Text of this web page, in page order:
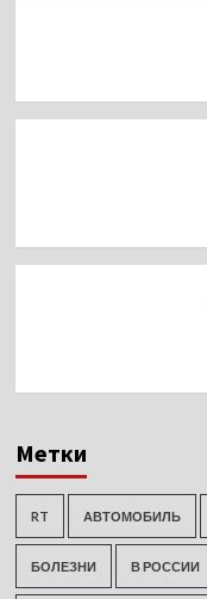
Метки
RT АВТОМОБИЛЬ
БОЛЕЗНИ В РОССИИ